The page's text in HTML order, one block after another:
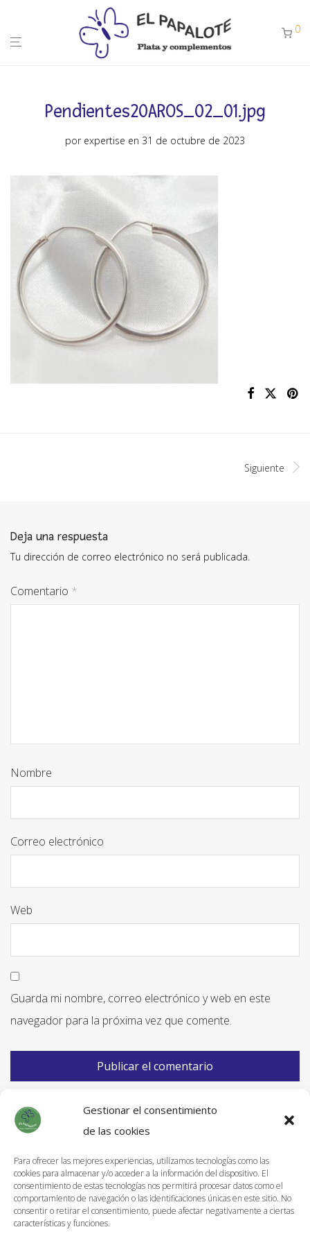
Gestionar el consentimiento
de las cookies
Para ofrecer las mejores experiencias, utilizamos tecnologías como las
cookies para almacenar y/o acceder a la información del dispositivo. El
consentimiento de estas tecnologías nos permitirá procesar datos como el
comportamiento de navegación o las identificaciones únicas en este sitio. No
consentir o retirar el consentimiento, puede afectar negativamente a ciertas
características y funciones.
0
Pendientes20AROS_02_01.jpg
por expertise en 31 de octubre de 2023
Siguiente
Deja una respuesta
Tu dirección de correo electrónico no será publicada.
Comentario *
Nombre
Correo electrónico
Web
Guarda mi nombre, correo electrónico y web en este
navegador para la próxima vez que comente.
Información de Envíos
Política de devoluciones